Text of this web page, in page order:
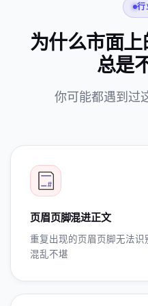
行
为什么市面
总是
你可能都遇到过
页眉页脚混进正文
重复出现的页眉页脚无法
混乱不堪